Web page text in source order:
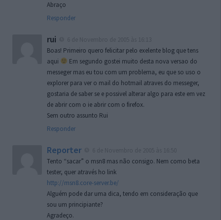
Abraço
Responder
rui
Boas! Primeiro quero felicitar pelo exelente blog que tens
aqui
Em segundo gostei muito desta nova versao do
messeger mas eu tou com um problema, eu que so uso o
explorer para ver o mail do hotmail atraves do messeger,
gostaria de saber se e possivel alterar algo para este em vez
de abrir com o ie abrir com o firefox.
Sem outro assunto Rui
Responder
Reporter
Tento “sacar” o msn8 mas não consigo. Nem como beta
tester, quer através ho link
http://msn8.core-server.be/
Alguém pode dar uma dica, tendo em consideração que
sou um principiante?
Agradeço.